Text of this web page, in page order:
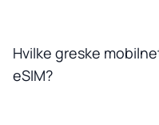
Hvilke greske
eSIM?